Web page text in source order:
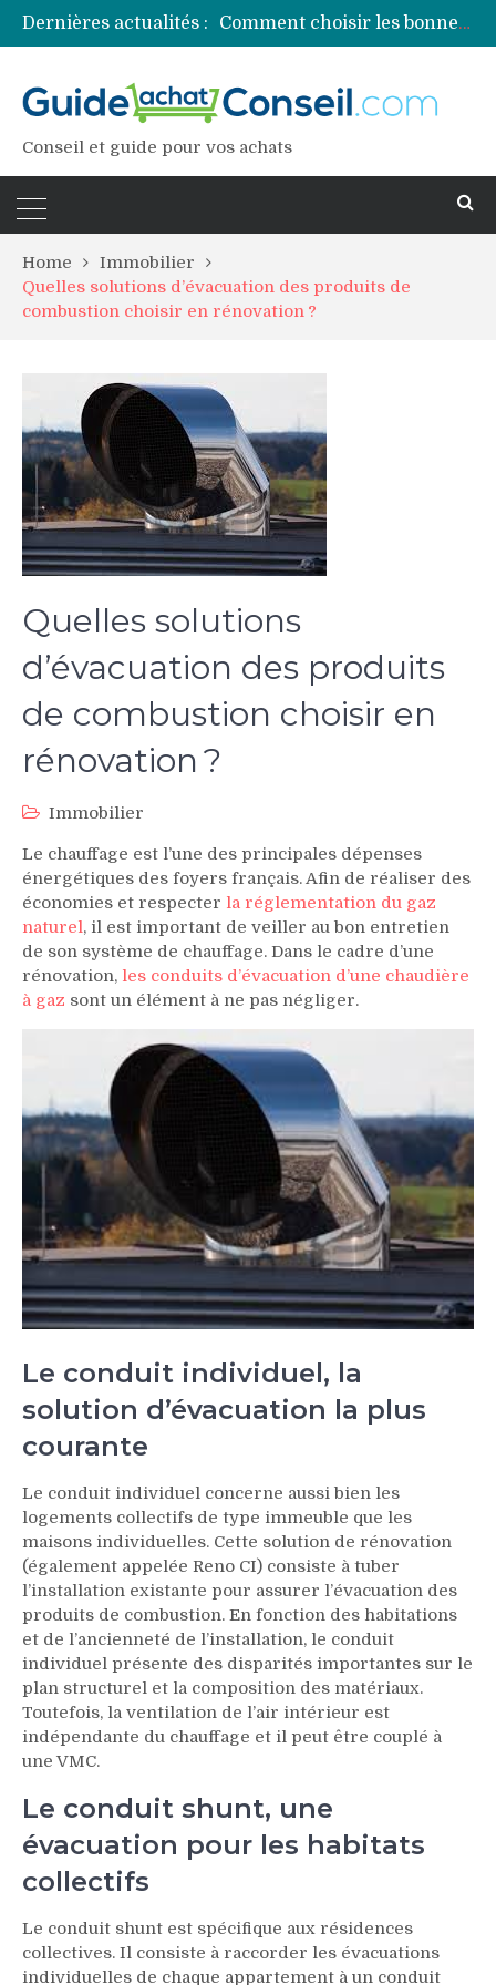
Dernières actualités :
Comment choisir les bonnes couleurs pour un projet tie and dye ?
Comment préparer sa piscine pour une période prolongée d’inutilisation ?
Conseil et guide pour vos achats
Home
Immobilier
Quelles solutions d’évacuation des produits de
combustion choisir en rénovation ?
Quelles solutions
d’évacuation des produits
de combustion choisir en
rénovation ?
Immobilier
Le chauffage est l’une des principales dépenses
énergétiques des foyers français. Afin de réaliser des
économies et respecter la réglementation du gaz
naturel, il est important de veiller au bon entretien
de son système de chauffage. Dans le cadre d’une
rénovation, les conduits d’évacuation d’une chaudière
à gaz sont un élément à ne pas négliger.
Le conduit individuel, la
solution d’évacuation la plus
courante
Le conduit individuel concerne aussi bien les
logements collectifs de type immeuble que les
maisons individuelles. Cette solution de rénovation
(également appelée Reno CI) consiste à tuber
l’installation existante pour assurer l’évacuation des
produits de combustion. En fonction des habitations
et de l’ancienneté de l’installation, le conduit
individuel présente des disparités importantes sur le
plan structurel et la composition des matériaux.
Toutefois, la ventilation de l’air intérieur est
indépendante du chauffage et il peut être couplé à
une VMC.
Le conduit shunt, une
évacuation pour les habitats
collectifs
Le conduit shunt est spécifique aux résidences
collectives. Il consiste à raccorder les évacuations
individuelles de chaque appartement à un conduit